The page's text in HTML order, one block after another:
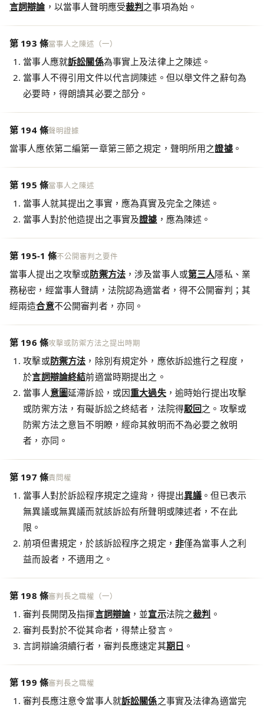
言詞辯論，以當事人聲明應受裁判 之事項為始。
第 193 條當事人之陳述（一）
當事人應就訴訟關係為事實上及法律上之陳述。
當事人不得引用文件以代言詞陳述。但以舉文件之辭句為
必要時，得朗讀其必要之部分。
第 194 條聲明證據
當事人應依第二編第一章第三節之規定，聲明所用之證據。
第 195 條當事人之陳述
當事人就其提出之事實，應為真實及完全之陳述。
當事人對於他造提出之事實及證據 ，應為陳述。
第 195-1 條不公開審判之要件
當事人提出之攻擊或防禦方法，涉及當事人或第三人隱私、業
務秘密，經當事人聲請，法院認為適當者，得不公開審判；其
經兩造合意不公開審判者，亦同。
第 196 條攻擊或防禦方法之提出時期
攻擊或防禦方法 ，除別有規定外，應依訴訟進行之程度，
於言詞辯論終結前適當時期提出之。
當事人意圖延滯訴訟，或因重大過失，逾時始行提出攻擊
或防禦方法，有礙訴訟之終結者，法院得駁回之。攻擊或
防禦方法之意旨不明瞭，經命其敘明而不為必要之敘明
者，亦同。
第 197 條責問權
當事人對於訴訟程序規定之違背，得提出異議 。但已表示
無異議或無異議而就該訴訟有所聲明或陳述者，不在此
限。
前項但書規定，於該訴訟程序之規定， 非僅為當事人之利
益而設者，不適用之。
第 198 條審判長之職權（一）
審判長開閉及指揮言詞辯論，並宣示法院之裁判 。
審判長對於不從其命者，得禁止發言。
言詞辯論須續行者，審判長應速定其期日 。
第 199 條審判長之職權
審判長應注意令當事人就訴訟關係之事實及法律為適當完